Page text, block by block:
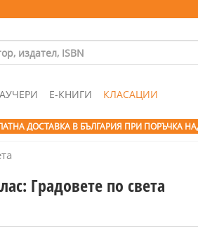
Е-КНИГИ КЛАСАЦИИ
ДОСТАВКА В БЪЛГАРИЯ ПРИ ПОРЪЧКА
Градовете по света